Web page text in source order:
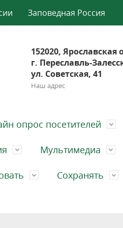
Заповедная Россия
152020, Ярославская
г. Переславль-
ул. Советская, 41
Наш адрес
опрос посетителей
Мультимедиа
Сохранять